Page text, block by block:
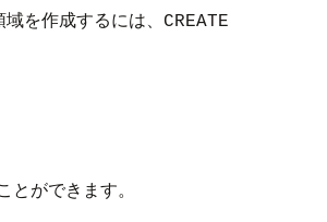
を作成するには、
CREATE
ができます。